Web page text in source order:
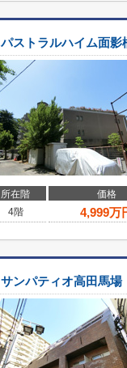
パストラルハイム面影
所在階
価格
4階
4,999万
サンパティオ高田馬場